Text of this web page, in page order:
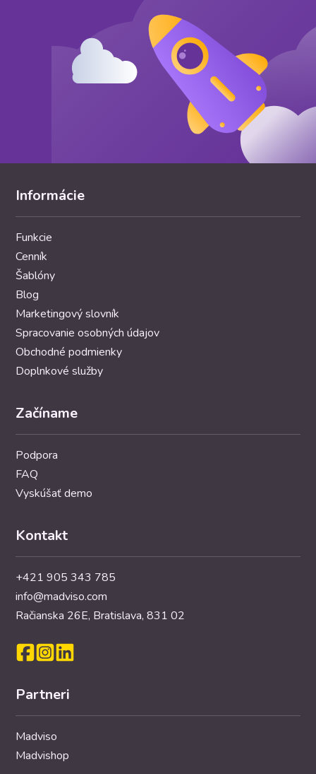
Informácie
Funkcie
Cenník
Šablóny
Blog
Marketingový slovník
Spracovanie osobných údajov
Obchodné podmienky
Doplnkové služby
Začíname
Podpora
FAQ
Vyskúšať demo
Kontakt
+421 905 343 785
info@madviso.com
Račianska 26E, Bratislava, 831 02
Partneri
Madviso
Madvishop